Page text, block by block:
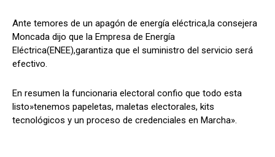
Ante temores de un apagón de energía eléctrica,la consejera
Moncada dijo que la Empresa de Energía
Eléctrica(ENEE),garantiza que el suministro del servicio será
efectivo.
En resumen la funcionaria electoral confio que todo esta
listo»tenemos papeletas, maletas electorales, kits
tecnológicos y un proceso de credenciales en Marcha».